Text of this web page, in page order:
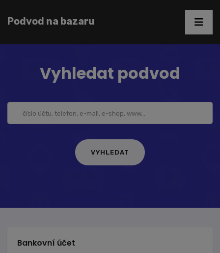
Podvod na bazaru
Vyhledat podvod
Bankovní účet